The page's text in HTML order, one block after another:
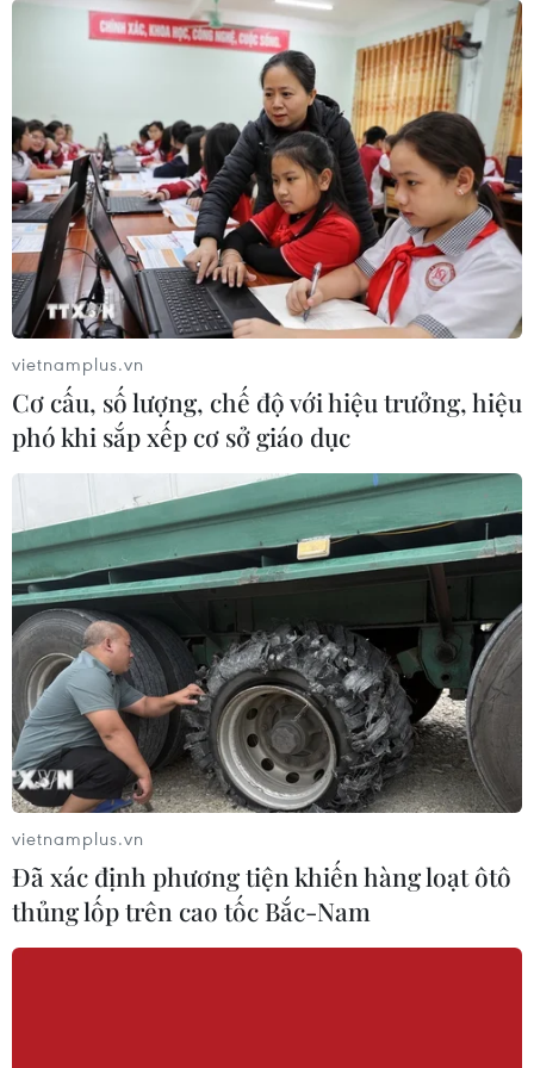
động đến mùa bão toàn cầu
El Nino là một kiểu khí hậu tự nhiên liên quan đến sự
ấm lên của bề mặt đại dương ở vùng trung tâm và phía
Đông Thái Bình Dương hoặc các vùng biển nhiệt đới.
vietnamplus.vn
Cơ cấu, số lượng, chế độ với hiệu trưởng, hiệu
phó khi sắp xếp cơ sở giáo dục
vietnamplus.vn
Đã xác định phương tiện khiến hàng loạt ôtô
thủng lốp trên cao tốc Bắc-Nam